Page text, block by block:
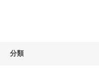
分類